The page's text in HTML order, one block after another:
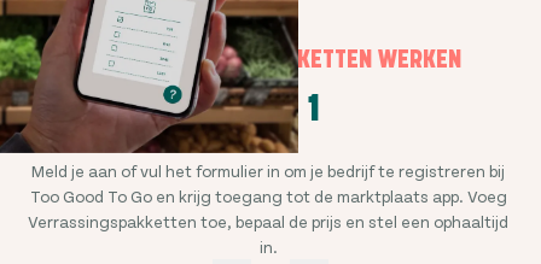
HOE VERRASSINGSPAKKETTEN WERKEN
STAP 1
Meld je aan of vul het formulier in om je bedrijf te registreren bij
Too Good To Go en krijg toegang tot de marktplaats app. Voeg
Verrassingspakketten toe, bepaal de prijs en stel een ophaaltijd
in.